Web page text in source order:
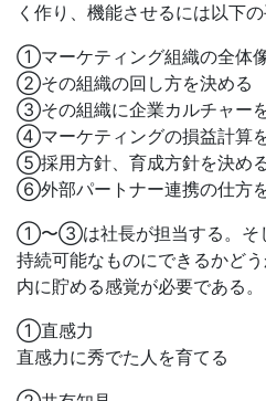
く作り、機能させるには以下の
①マーケティング組織の全体
②その組織の回し方を決める
③その組織に企業カルチャー
④マーケティングの損益計算
⑤採用方針、育成方針を決め
⑥外部パートナー連携の仕方
①〜③は社長が担当する。そ
持続可能なものにできるかど
内に貯める感覚が必要である。
①直感力
直感力に秀でた人を育てる